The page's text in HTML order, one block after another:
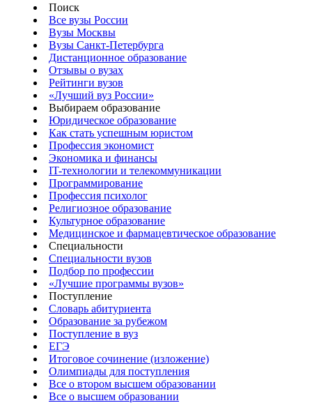
Поиск
Все вузы России
Вузы Москвы
Вузы Санкт-Петербурга
Дистанционное образование
Отзывы о вузах
Рейтинги вузов
«Лучший вуз России»
Выбираем образование
Юридическое образование
Как стать успешным юристом
Профессия экономист
Экономика и финансы
IT-технологии и телекоммуникации
Программирование
Профессия психолог
Религиозное образование
Культурное образование
Медицинское и фармацевтическое образование
Специальности
Специальности вузов
Подбор по профессии
«Лучшие программы вузов»
Поступление
Словарь абитуриента
Образование за рубежом
Поступление в вуз
ЕГЭ
Итоговое сочинение (изложение)
Олимпиады для поступления
Все о втором высшем образовании
Все о высшем образовании